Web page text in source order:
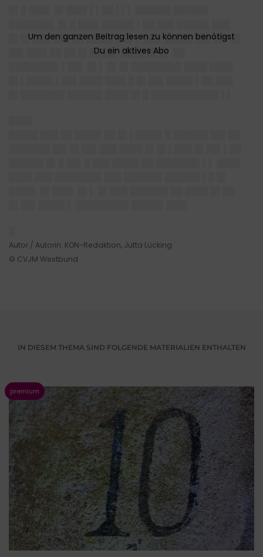
█▌█▌███ ███ ██ ████▌█ █▌▌ ███ █████ ██▌██▌█▌
██▌███▌██ ██ █▌████▌ ████ █▌█▌ ██
Autor / Autorin: KON-Redaktion, Jutta Lücking
© CVJM Westbund
IN DIESEM THEMA SIND FOLGENDE MATERIALIEN ENTHALTEN